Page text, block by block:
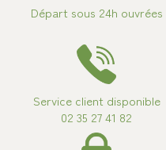
Départ sous 24h ouvrées
Service client disponible
02 35 27 41 82